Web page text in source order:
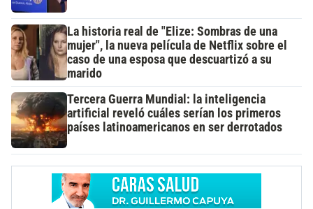
La historia real de "Elize: Sombras de una
mujer", la nueva película de Netflix sobre el
caso de una esposa que descuartizó a su
marido
Tercera Guerra Mundial: la inteligencia
artificial reveló cuáles serían los primeros
países latinoamericanos en ser derrotados